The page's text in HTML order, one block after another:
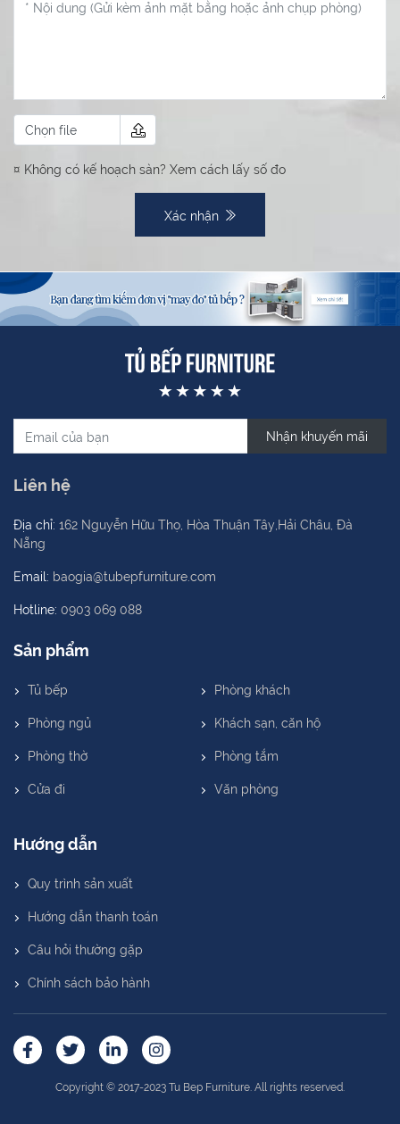
Chọn file
¤ Không có kế hoạch sàn? Xem cách lấy số đo
Xác nhận
Nhận khuyến mãi
Liên hệ
Địa chỉ: 162 Nguyễn Hữu Thọ, Hòa Thuận Tây,Hải Châu, Đà
Nẵng
Email: baogia@tubepfurniture.com
Hotline: 0903 069 088
Sản phẩm
Tủ bếp
Phòng khách
Phòng ngủ
Khách sạn, căn hộ
Phòng thờ
Phòng tắm
Cửa đi
Văn phòng
Hướng dẫn
Quy trình sản xuất
Hướng dẫn thanh toán
Câu hỏi thường gặp
Chính sách bảo hành
Copyright © 2017-2023 Tu Bep Furniture. All rights reserved.